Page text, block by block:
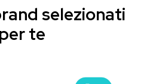
selezionati
per te